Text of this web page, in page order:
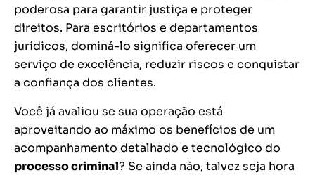
poderosa para garantir justiça e proteger
direitos. Para escritórios e departamentos
jurídicos, dominá-lo significa oferecer um
serviço de excelência, reduzir riscos e conquistar
a confiança dos clientes.
Você já avaliou se sua operação está
aproveitando ao máximo os benefícios de um
acompanhamento detalhado e tecnológico do
processo criminal? Se ainda não, talvez seja hora